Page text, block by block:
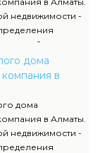
недвижимости -
домов и иной
дома
в
дома
в Алматы.
недвижимости -